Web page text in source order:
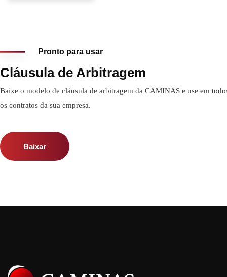
Pronto para usar
Cláusula de Arbitragem
Baixe o modelo de cláusula de arbitragem da CAMINAS e use em
os contratos da sua empresa.
Baixar